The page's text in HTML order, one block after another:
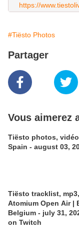
https://
#Tiësto Photos
Partager
Vous aimerez
Tiësto photos,
Spain - august 03,
Tiësto tracklist,
Atomium Open Air |
Belgium - july 31,
on Twitch